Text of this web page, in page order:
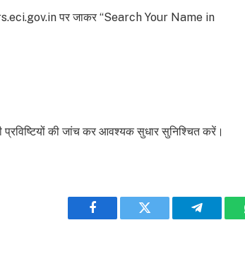
पर जाकर “Search Your Name in
की जांच कर आवश्यक सुधार सुनिश्चित करें।
Facebook Twitter Telegram